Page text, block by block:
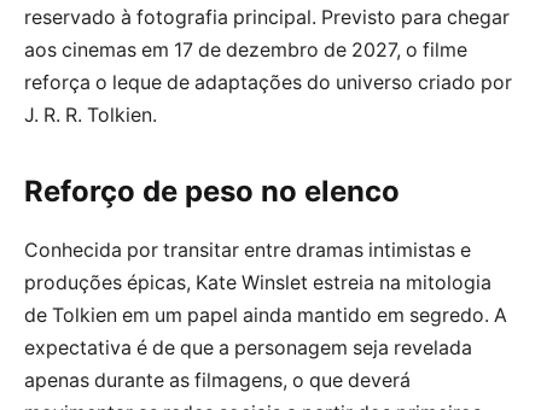
reservado à fotografia principal. Previsto para chegar
aos cinemas em 17 de dezembro de 2027, o filme
reforça o leque de adaptações do universo criado por
J. R. R. Tolkien.
Reforço de peso no elenco
Conhecida por transitar entre dramas intimistas e
produções épicas, Kate Winslet estreia na mitologia
de Tolkien em um papel ainda mantido em segredo. A
expectativa é de que a personagem seja revelada
apenas durante as filmagens, o que deverá